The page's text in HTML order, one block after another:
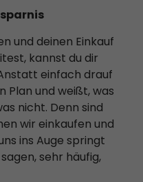
und deinen Einkauf
kannst du dir
einfach drauf
Plan und weißt, was
nicht. Denn sind
wir einkaufen und
ins Auge springt
sehr häufig,